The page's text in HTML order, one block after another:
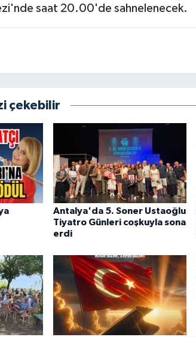
saat 20.00'de sahnelenecek.
çekebilir
Antalya'da 5. Soner Ustaoğlu
Tiyatro Günleri coşkuyla sona
erdi